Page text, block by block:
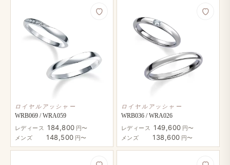
ロイヤルアッシャー
WRB069 / WRA059
レディース 184,800 円〜
メンズ
148,500 円〜
ロイヤルアッシャー
WRB036 / WRA026
レディース 149,600 円〜
メンズ
138,600 円〜